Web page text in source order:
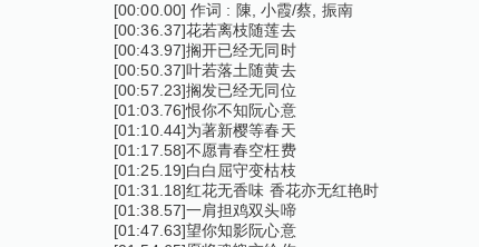
[00:00.00] 作词 : 陳, 小霞/蔡, 振南
[00:36.37]花若离枝随莲去
[00:43.97]搁开已经无同时
[00:50.37]叶若落土随黄去
[00:57.23]搁发已经无同位
[01:03.76]恨你不知阮心意
[01:10.44]为著新樱等春天
[01:17.58]不愿青春空枉费
[01:25.19]白白屈守变枯枝
[01:31.18]红花无香味 香花亦无红艳时
[01:38.57]一肩担鸡双头啼
[01:47.63]望你知影阮心意